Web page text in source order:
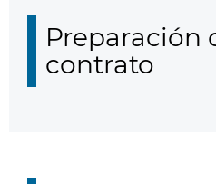
Preparación
contrato